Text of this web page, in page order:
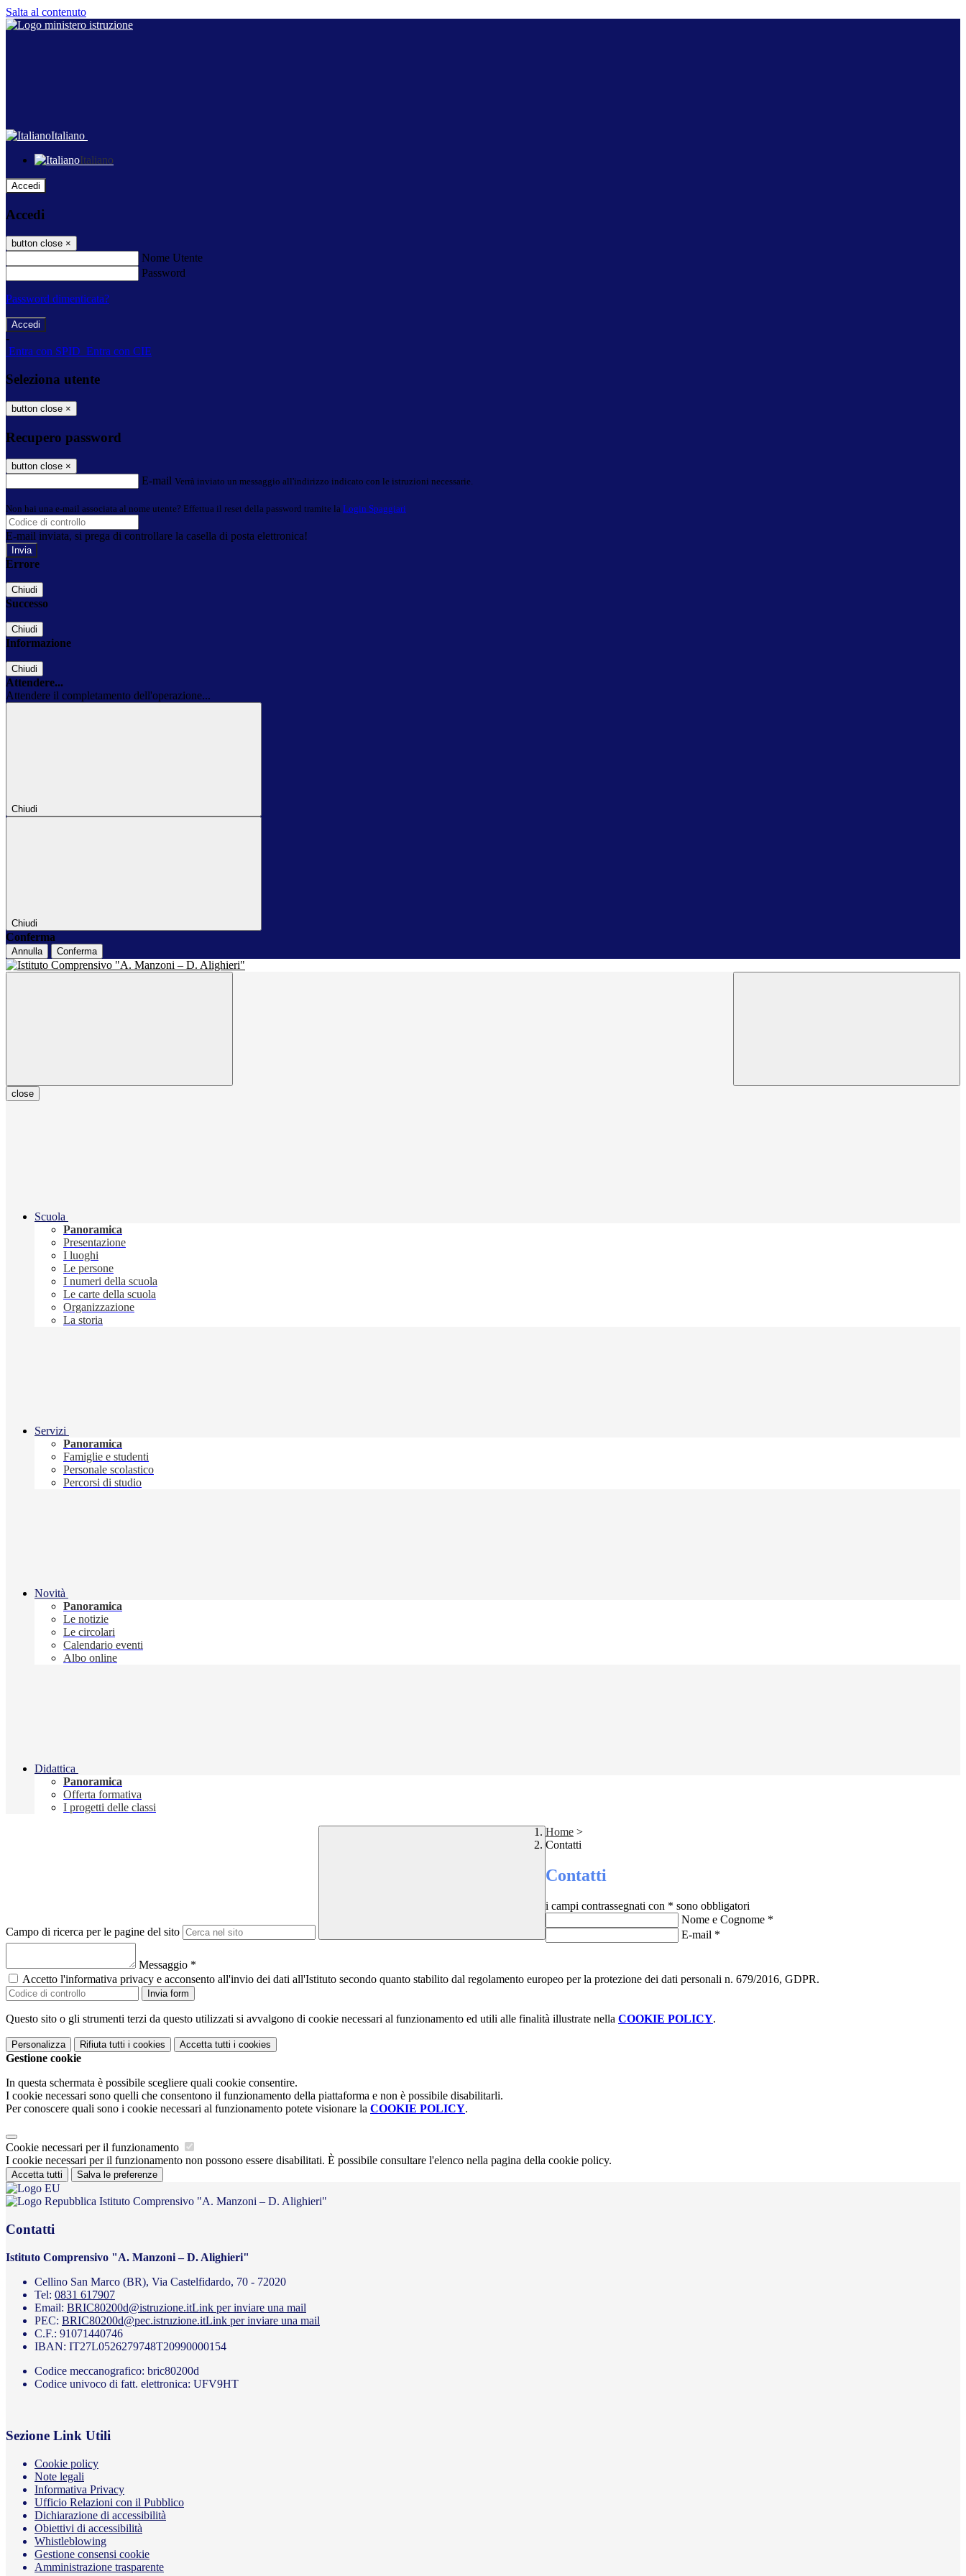
Salta al contenuto
Italiano
Italiano
Accedi
Accedi
button close ×
Nome Utente
Password
Password dimenticata?
-
Entra con SPID Entra con CIE
Seleziona utente
button close ×
Recupero password
button close ×
E-mail Verrà inviato un messaggio all'indirizzo indicato con le istruzioni necessarie.
Non hai una e-mail associata al nome utente? Effettua il reset della password tramite la Login Spaggiari
E-mail inviata, si prega di controllare la casella di posta elettronica!
Errore
Chiudi
Successo
Chiudi
Informazione
Chiudi
Attendere...
Attendere il completamento dell'operazione...
Chiudi
Chiudi
Conferma
Annulla Conferma
close
Scuola
Panoramica
Presentazione
I luoghi
Le persone
I numeri della scuola
Le carte della scuola
Organizzazione
La storia
Servizi
Panoramica
Famiglie e studenti
Personale scolastico
Percorsi di studio
Novità
Panoramica
Le notizie
Le circolari
Calendario eventi
Albo online
Didattica
Panoramica
Offerta formativa
I progetti delle classi
Campo di ricerca per le pagine del sito
Home >
Contatti
Contatti
i campi contrassegnati con * sono obbligatori
Nome e Cognome *
E-mail *
Messaggio *
Accetto l'informativa privacy e acconsento all'invio dei dati all'Istituto secondo quanto stabilito dal regolamento europeo per la protezione dei dati personali n. 679/2016, GDPR.
Invia form
Questo sito o gli strumenti terzi da questo utilizzati si avvalgono di cookie necessari al funzionamento ed utili alle finalità illustrate nella COOKIE POLICY.
Personalizza Rifiuta tutti i cookies Accetta tutti i cookies
Gestione cookie
In questa schermata è possibile scegliere quali cookie consentire.
I cookie necessari sono quelli che consentono il funzionamento della piattaforma e non è possibile disabilitarli.
Per conoscere quali sono i cookie necessari al funzionamento potete visionare la COOKIE POLICY.
Cookie necessari per il funzionamento
I cookie necessari per il funzionamento non possono essere disabilitati. È possibile consultare l'elenco nella pagina della cookie policy.
Accetta tutti Salva le preferenze
Istituto Comprensivo "A. Manzoni – D. Alighieri"
Contatti
Istituto Comprensivo "A. Manzoni – D. Alighieri"
Cellino San Marco (BR), Via Castelfidardo, 70 - 72020
Tel: 0831 617907
Email: BRIC80200d@istruzione.itLink per inviare una mail
PEC: BRIC80200d@pec.istruzione.itLink per inviare una mail
C.F.: 91071440746
IBAN: IT27L0526279748T20990000154
Codice meccanografico: bric80200d
Codice univoco di fatt. elettronica: UFV9HT
Sezione Link Utili
Cookie policy
Note legali
Informativa Privacy
Ufficio Relazioni con il Pubblico
Dichiarazione di accessibilità
Obiettivi di accessibilità
Whistleblowing
Gestione consensi cookie
Amministrazione trasparente